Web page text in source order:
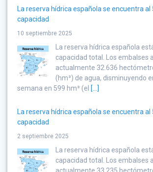
La reserva hídrica española se encuentra al
capacidad
10 septiembre 2025
La reserva hídrica española
capacidad total. Los embalses
actualmente 32.636
(hm³) de agua, disminuyendo
semana en 599 hm³ (el [...]
La reserva hídrica española se encuentra al
capacidad
2 septiembre 2025
La reserva hídrica española
capacidad total. Los embalses
actualmente 33.235